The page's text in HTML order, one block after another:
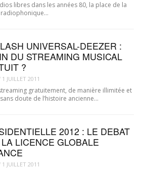
libres dans les années 80, la place de la
radiophonique…
UNIVERSAL-DEEZER :
DU STREAMING MUSICAL
?
1 JUILLET 2011
gratuitement, de manière illimitée et
doute de l’histoire ancienne…
2012 : LE DEBAT
LICENCE GLOBALE
1 JUILLET 2011